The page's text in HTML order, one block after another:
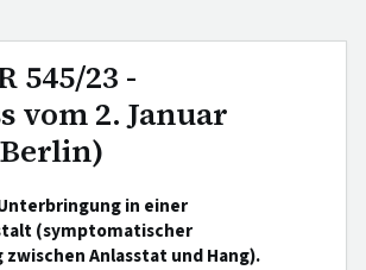
545/23 -
vom 2. Januar
Berlin)
in einer
(symptomatischer
Anlasstat und Hang).